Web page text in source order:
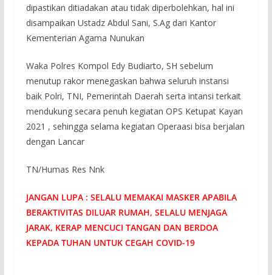
dipastikan ditiadakan atau tidak diperbolehkan, hal ini
disampaikan Ustadz Abdul Sani, S.Ag dari Kantor
Kementerian Agama Nunukan
Waka Polres Kompol Edy Budiarto, SH sebelum
menutup rakor menegaskan bahwa seluruh instansi
baik Polri, TNI, Pemerintah Daerah serta intansi terkait
mendukung secara penuh kegiatan OPS Ketupat Kayan
2021 , sehingga selama kegiatan Operaasi bisa berjalan
dengan Lancar
TN/Humas Res Nnk
JANGAN LUPA : SELALU MEMAKAI MASKER APABILA
BERAKTIVITAS DILUAR RUMAH, SELALU MENJAGA
JARAK, KERAP MENCUCI TANGAN DAN BERDOA
KEPADA TUHAN UNTUK CEGAH COVID-19